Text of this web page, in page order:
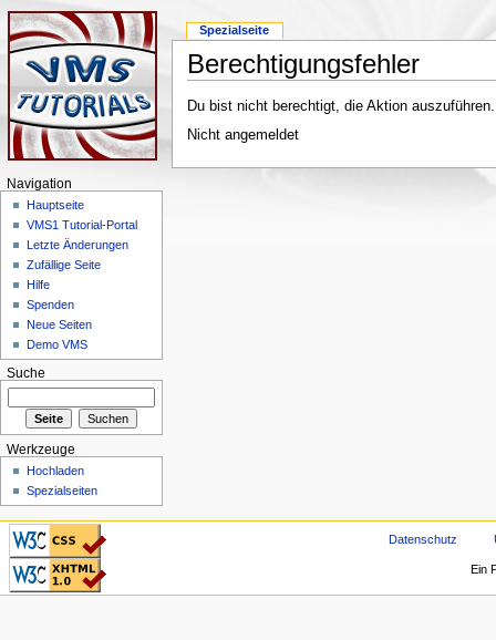
Berechtigungsfehler
Du bist nicht berechtigt, die Aktion
Nicht angemeldet
Spezialseite
Navigation
Hauptseite
VMS1 Tutorial-Portal
Letzte Änderungen
Zufällige Seite
Hilfe
Spenden
Neue Seiten
Demo VMS
Suche
Werkzeuge
Hochladen
Spezialseiten
CSS ist valide!
Valid XHTML 1.0
Transitional
Datenschutz
Ein